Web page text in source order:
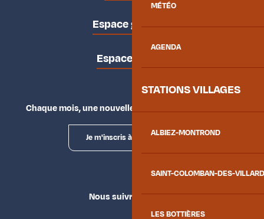
MÉTÉO
AGENDA
STATIONS VILLAGES
ALBIEZ-MONTROND
SAINT-COLOMBAN-DES-
LES BOTTIÈRES
Espace groupes
Espace presse
Chaque mois, une nouvelle façon d'explorer la vallée.
Je m'inscris à la newsletter
Nous suivre